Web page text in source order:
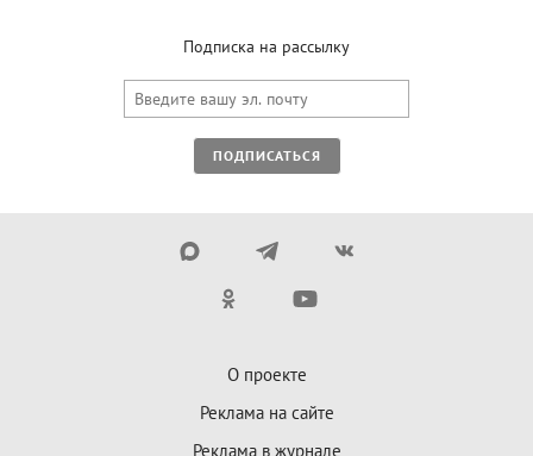
Подписка на рассылку
ПОДПИСАТЬСЯ
О проекте
Реклама на сайте
Реклама в журнале